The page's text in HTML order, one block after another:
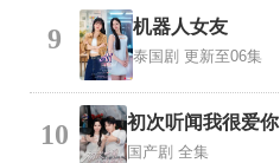
9 机器人女友
泰国剧 更新至06集
10 初次听闻我很爱你
国产剧 全集